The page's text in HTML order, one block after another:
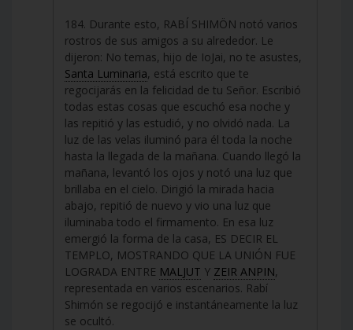
184. Durante esto, RABÍ SHIMÖN notó varios
rostros de sus amigos a su alrededor. Le
dijeron: No temas, hijo de IoJai, no te asustes,
Santa Luminaria, está escrito que te
regocijarás en la felicidad de tu Señor. Escribió
todas estas cosas que escuchó esa noche y
las repitió y las estudió, y no olvidó nada. La
luz de las velas iluminó para él toda la noche
hasta la llegada de la mañana. Cuando llegó la
mañana, levantó los ojos y notó una luz que
brillaba en el cielo. Dirigió la mirada hacia
abajo, repitió de nuevo y vio una luz que
iluminaba todo el firmamento. En esa luz
emergió la forma de la casa, ES DECIR EL
TEMPLO, MOSTRANDO QUE LA UNIÓN FUE
LOGRADA ENTRE MALJUT Y ZEIR ANPIN,
representada en varios escenarios. Rabí
Shimón se regocijó e instantáneamente la luz
se ocultó.